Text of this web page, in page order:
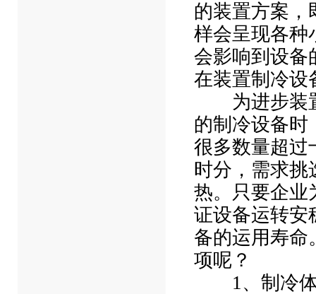
的装置方案，
样会呈现各种
会影响到设备
在装置制冷设
为进步装置
的制冷设备时
很多数量超过
时分，需求挑
热。只要企业
证设备运转安
备的运用寿命
项呢？
1、制冷体